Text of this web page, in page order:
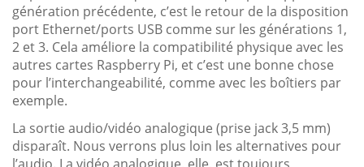
génération précédente, c’est le retour de la disposition
port Ethernet/ports USB comme sur les générations 1,
2 et 3. Cela améliore la compatibilité physique avec les
autres cartes Raspberry Pi, et c’est une bonne chose
pour l’interchangeabilité, comme avec les boîtiers par
exemple.
La sortie audio/vidéo analogique (prise jack 3,5 mm)
disparaît. Nous verrons plus loin les alternatives pour